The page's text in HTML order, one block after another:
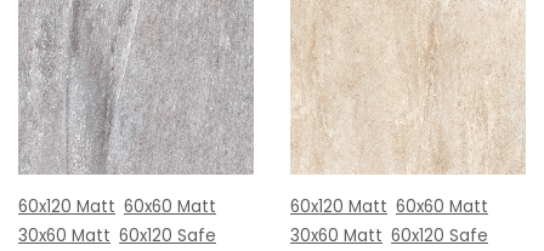
60x120 Matt 60x60 Matt
30x60 Matt 60x120 Safe
60x120 Matt 60x60 Matt
30x60 Matt 60x120 Safe